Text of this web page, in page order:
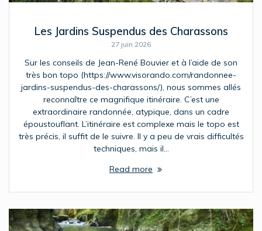
Les Jardins Suspendus des Charassons
27 juin 2026
Sur les conseils de Jean-René Bouvier et à l’aide de son
très bon topo (https://www.visorando.com/randonnee-
jardins-suspendus-des-charassons/), nous sommes allés
reconnaître ce magnifique itinéraire. C’est une
extraordinaire randonnée, atypique, dans un cadre
époustouflant. L’itinéraire est complexe mais le topo est
très précis, il suffit de le suivre. Il y a peu de vrais difficultés
techniques, mais il…
Read more